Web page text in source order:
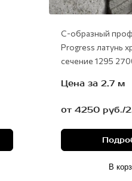
С-образный
Progress латунь
сечение 1295
Цена за 2,7 м
от 4250 руб./
В